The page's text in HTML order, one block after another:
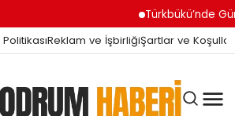
Türkbükü’nde Gündem
Reklam ve İşbirliğiŞartlar ve Koşullar